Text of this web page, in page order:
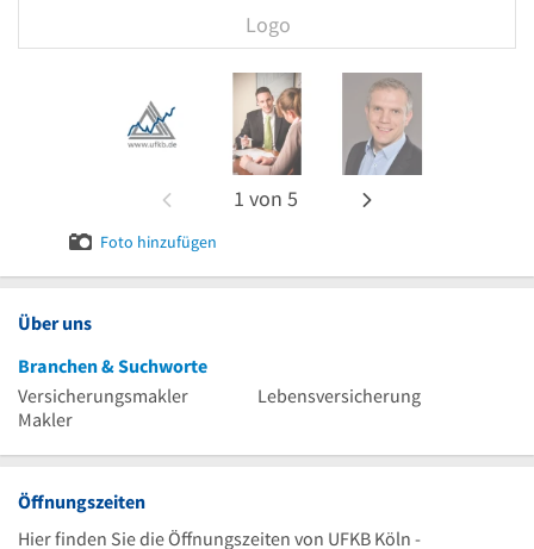
Logo
1 von 5
Foto hinzufügen
Über uns
Branchen & Suchworte
Versicherungsmakler
Lebensversicherung
Makler
Öffnungszeiten
Hier finden Sie die Öffnungszeiten von UFKB Köln -